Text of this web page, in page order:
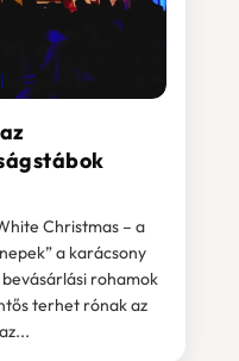
Christmas – a
a karácsony
rohamok
terhet rónak az